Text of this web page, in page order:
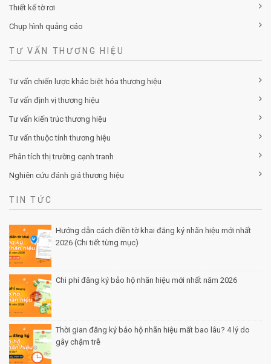
Thiết kế tờ rơi
Chụp hình quảng cáo
TƯ VẤN THƯƠNG HIỆU
Tư vấn chiến lược khác biệt hóa thương hiệu
Tư vấn định vị thương hiệu
Tư vấn kiến trúc thương hiệu
Tư vấn thuộc tính thương hiệu
Phân tích thị trường cạnh tranh
Nghiên cứu đánh giá thương hiệu
TIN TỨC
Hướng dẫn cách điền tờ khai đăng ký nhãn hiệu mới nhất
2026 (Chi tiết từng mục)
Chi phí đăng ký bảo hộ nhãn hiệu mới nhất năm 2026
Thời gian đăng ký bảo hộ nhãn hiệu mất bao lâu? 4 lý do
gây chậm trễ